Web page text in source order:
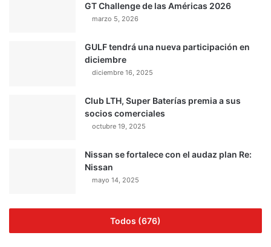
GT Challenge de las Américas 2026
marzo 5, 2026
GULF tendrá una nueva participación en
diciembre
diciembre 16, 2025
Club LTH, Super Baterías premia a sus
socios comerciales
octubre 19, 2025
Nissan se fortalece con el audaz plan Re:
Nissan
mayo 14, 2025
Todos (676)